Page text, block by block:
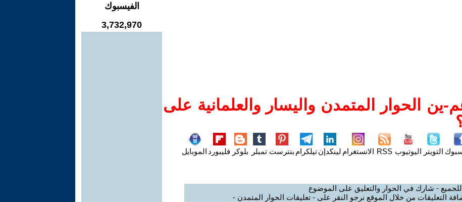
ين الحوار المتمدن واليسار والعلمانية على
التويتر اليوتيوب RSS الانستغرام لينكدإنتيلكرام بنترست تمبلر بلوكر فليبورد الموبايل
- شارك في الحوار والتعليق على الموضوع
التعليقات من خلال الموقع نرجو النقر على - تعليقات الحوار المتمدن -
الفيسبوك
3,732,970